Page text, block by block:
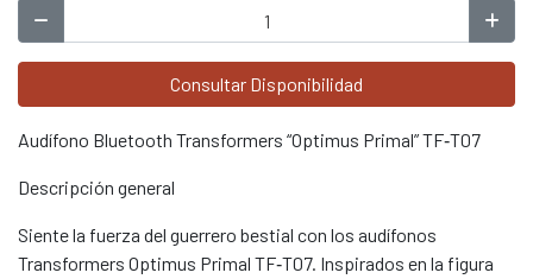
Consultar Disponibilidad
Audífono Bluetooth Transformers “Optimus Primal” TF‑T07
Descripción general
Siente la fuerza del guerrero bestial con los audífonos
Transformers Optimus Primal TF‑T07. Inspirados en la figura